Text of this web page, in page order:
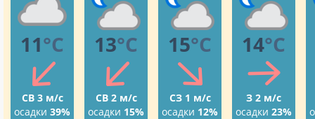
11°C
СВ 3 м/с
осадки 39%
13°C
СВ 2 м/с
осадки 15%
15°C
СЗ 1 м/с
осадки 12%
14°C
З 2 м/с
осадки 23%